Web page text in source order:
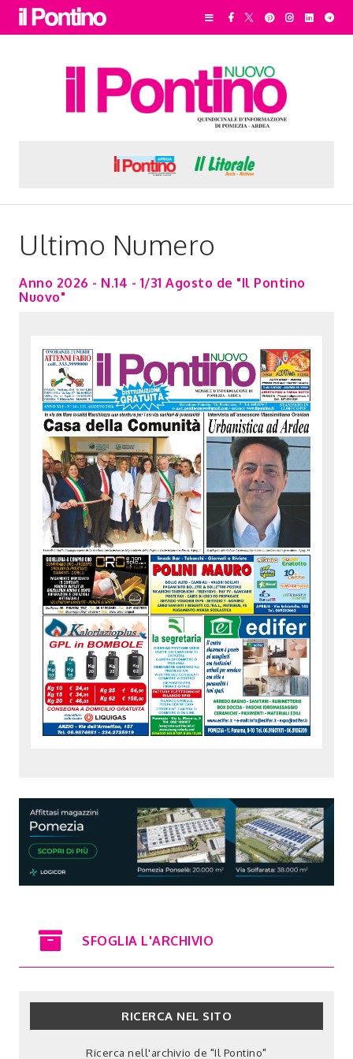
Ultimo Numero
Anno 2026 - N.14 - 1/31 Agosto de "Il Pontino
Nuovo"
SFOGLIA L'ARCHIVIO
RICERCA NEL SITO
Ricerca nell'archivio de "Il Pontino"